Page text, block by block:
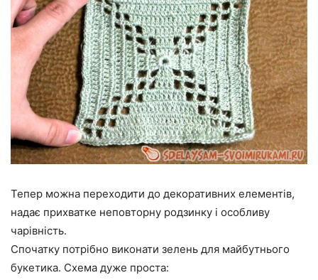
Тепер можна переходити до декоративних елементів,
надає прихватке неповторну родзинку і особливу
чарівність.
Спочатку потрібно виконати зелень для майбутнього
букетика. Схема дуже проста: